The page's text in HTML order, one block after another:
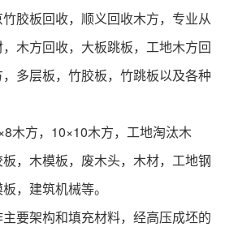
胶板回收，顺义回收木方，专业从
木方回收，大板跳板，工地木方回
多层板，竹胶板，竹跳板以及各种
木方，10×10木方，工地淘汰木
，木模板，废木头，木材，工地钢
，建筑机械等。
要架构和填充材料，经高压成坯的